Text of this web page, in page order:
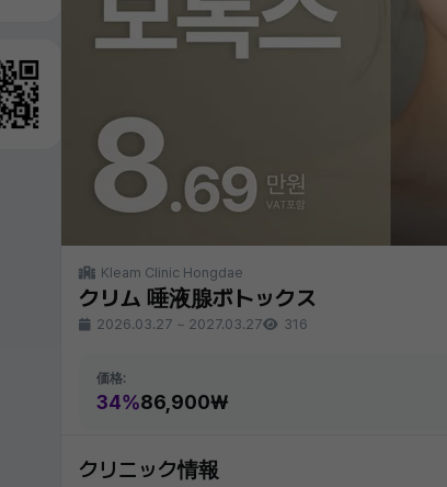
Kleam Clinic Hongdae
クリム 唾液腺ボトックス
2026.03.27 ~ 2027.03.27 316
価格:
34%86,900₩
クリニック情報